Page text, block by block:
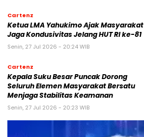
Cartenz
Ketua LMA Yahukimo Ajak Masyarakat
Jaga Kondusivitas Jelang HUT RI ke-81
Senin, 27 Jul 2026 - 20:24 WIB
Cartenz
Kepala Suku Besar Puncak Dorong
Seluruh Elemen Masyarakat Bersatu
Menjaga Stabilitas Keamanan
Senin, 27 Jul 2026 - 20:23 WIB